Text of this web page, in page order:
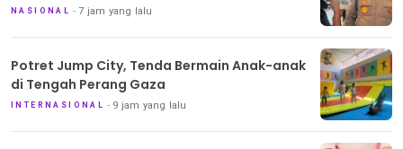
NASIONAL 7 jam yang lalu
Potret Jump City, Tenda Bermain Anak-anak
di Tengah Perang Gaza
INTERNASIONAL 9 jam yang lalu